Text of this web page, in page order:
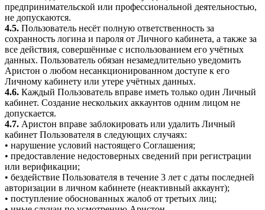
предпринимательской или профессиональной деятельностью,
не допускаются.
4.5. Пользователь несёт полную ответственность за
сохранность логина и пароля от Личного кабинета, а также за
все действия, совершённые с использованием его учётных
данных. Пользователь обязан незамедлительно уведомить
Аристон о любом несанкционированном доступе к его
Личному кабинету или утере учётных данных.
4.6. Каждый Пользователь вправе иметь только один Личный
кабинет. Создание нескольких аккаунтов одним лицом не
допускается.
4.7. Аристон вправе заблокировать или удалить Личный
кабинет Пользователя в следующих случаях:
• нарушение условий настоящего Соглашения;
• предоставление недостоверных сведений при регистрации
или верификации;
• бездействие Пользователя в течение 3 лет с даты последней
авторизации в личном кабинете (неактивный аккаунт);
• поступление обоснованных жалоб от третьих лиц;